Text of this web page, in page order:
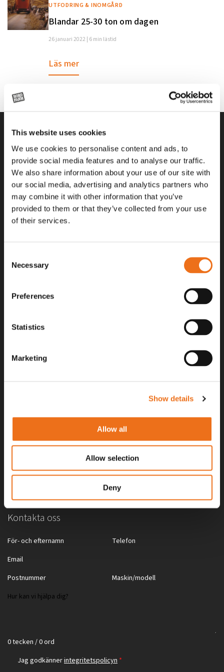
This website uses cookies
We use cookies to personalise content and ads, to
provide social media features and to analyse our traffic.
We also share information about your use of our site with
our social media, advertising and analytics partners who
may combine it with other information that you’ve
provided to them or that they’ve collected from your use
of their services.
Selection
Necessary
Preferences
Statistics
Marketing
Show details
Allow all
Allow selection
Deny
UTFODRING & INOMGÅRD
Blandar 25-30 ton om dagen
26 januari 2022 | 6 min lästid
Läs mer
Alla priser på tillbehör och tillval gäller vid köp av ny maskin. Priserna
gäller inte vid köp av enskild produkt, till exempel
Norrköping, Sweden
Entreprenad
Lantbruk
Slirskydd
Om Nordfarm
Återförsäljare
Kontakta oss
0 tecken / 0 ord
Jag godkännerintegritetspolicyn *